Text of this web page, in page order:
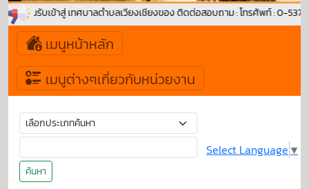
ดีต้อนรับเข้าสู่ เทศบาลตำบลเวียงเชียงของ ติดต่อสอบถาม : โทรศัพท์ : 0-5379-
เมนูหน้าหลัก
เมนูต่างๆเกี่ยวกับหน่วยงาน
ค้นหา
Select Language ▼